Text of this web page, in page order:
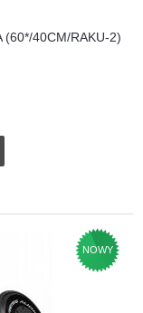
(60*/40CM/RAKU-2)
NOWY